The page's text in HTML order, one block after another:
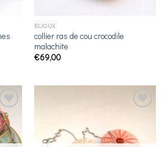
BIJOUX
collier ras de cou crocodile
malachite
€69,00
la
de
liste de
souhaits